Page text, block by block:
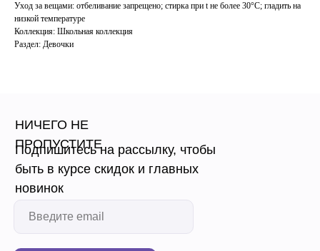
Уход за вещами: отбеливание запрещено; стирка при t не более 30°C; гладить на
низкой температуре
Коллекция: Школьная коллекция
Раздел: Девочки
НИЧЕГО НЕ
ПРОПУСТИТЕ
Подпишитесь на рассылку, чтобы
быть в курсе скидок и главных
новинок